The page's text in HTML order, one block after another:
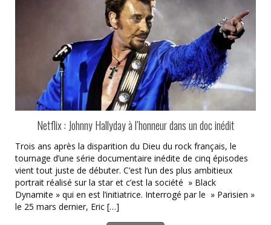
Netflix : Johnny Hallyday à l’honneur dans un doc inédit
Trois ans après la disparition du Dieu du rock français, le
tournage d’une série documentaire inédite de cinq épisodes
vient tout juste de débuter. C’est l’un des plus ambitieux
portrait réalisé sur la star et c’est la société » Black
Dynamite » qui en est l’initiatrice. Interrogé par le » Parisien »
le 25 mars dernier, Eric […]